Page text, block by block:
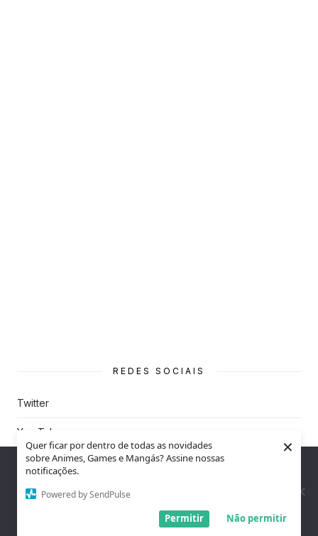
Quer ficar por dentro de todas as novidades
sobre Animes, Games e Mangás? Assine nossas
notificações.
Powered by SendPulse
Não permitir
Permitir
×
REDES SOCIAIS
Twitter
You Tube
Instagram
Theme by Design Lab
Nós utilizamos cookies para garantir que você tenha a melhor
experiência em nosso site. Se você continua a usar este site,
assumimos que você está satisfeito.
Entendi!